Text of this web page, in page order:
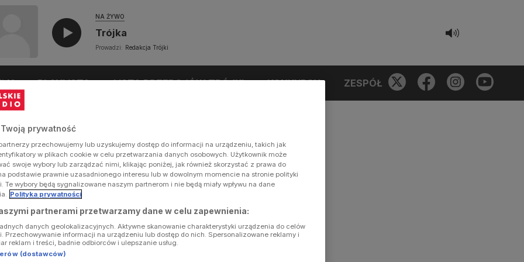
NA ŻYWO
Trójka
Prowadzi: Redakcja Trójki
PLAYLISTA LISTA PRZEBOJÓW TRÓJKI KONKURSY ZESPÓŁ
Twoją prywatność
przechowujemy lub uzyskujemy dostęp do informacji na urządzeniu, takich jak
w plikach cookie w celu przetwarzania danych osobowych. Użytkownik może
swoje wybory lub zarządzać nimi, klikając poniżej, jak również skorzystać z prawa do
podstawie prawnie uzasadnionego interesu lub w dowolnym momencie na stronie polityki
Te wybory będą sygnalizowane naszym partnerom i nie będą miały wpływu na dane
Polityka prywatności
partnerami przetwarzamy dane w celu zapewnienia:
danych geolokalizacyjnych. Aktywne skanowanie charakterystyki urządzenia do celów
Przechowywanie informacji na urządzeniu lub dostęp do nich. Spersonalizowane reklamy i
reklam i treści, badnie odbiorców i ulepszanie usług.
(dostawców)